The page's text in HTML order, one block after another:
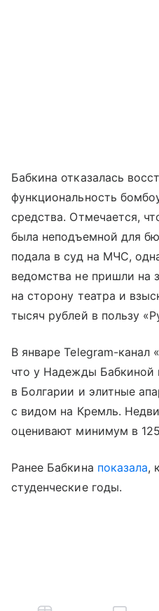
Бабкина отказалась
функциональность
средства. Отмечается,
была неподъемной для
подала в суд на МЧС,
ведомства не пришли на
на сторону театра и
тысяч рублей в пользу
В январе Telegram-канал
что у Надежды Бабкиной
в Болгарии и элитные
с видом на Кремль.
оценивают минимум в
Ранее Бабкина показала,
студенческие годы.